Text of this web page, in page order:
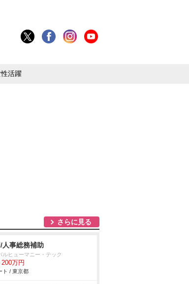
活躍
さらに見る
人事総務補助
ルヒューマニー・テック
万円
ト / 東京都